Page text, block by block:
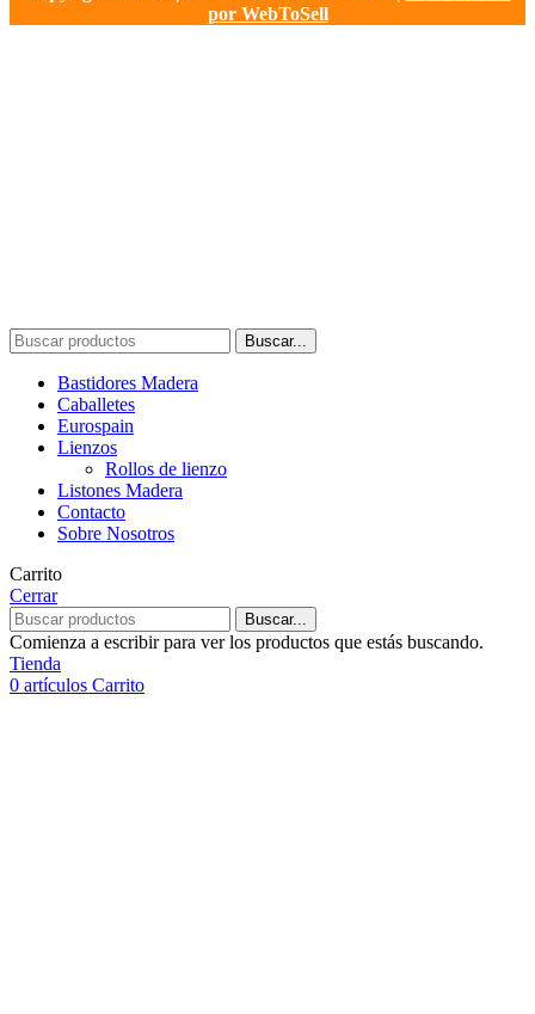
por WebToSell
Buscar...
Bastidores Madera
Caballetes
Eurospain
Lienzos
Rollos de lienzo
Listones Madera
Contacto
Sobre Nosotros
Carrito
Cerrar
Buscar...
Comienza a escribir para ver los productos que estás buscando.
Tienda
0 artículos Carrito